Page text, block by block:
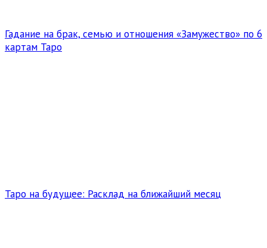
Гадание на брак, семью и отношения «Замужество» по 6
картам Таро
Таро на будущее: Расклад на ближайший месяц